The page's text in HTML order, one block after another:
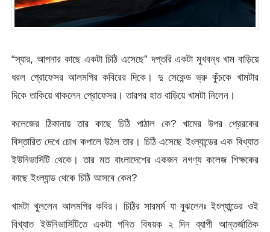
“স্যার, আপনার কাছে একটা চিঠি এসেছে” দপ্তরি একটা মুখবন্ধ খাম বাড়িয়ে
ধরল প্রোফেসর আলমগির কবিরের দিকে। দু সেকেন্ড ভ্রু কুঁচকে খামটার
দিকে তাকিয়ে থাকলেন প্রোফেসর। তারপর হাত বাড়িয়ে খামটা নিলেন।
কলেজের ঠিকানায় তার কাছে চিঠি পাঠাল কে? খামের উপর প্রেরকের
বিস্তারিত দেখে চোখ কপালে উঠল তার। চিঠি এসেছে ইংল্যান্ডের এক বিখ্যাত
ইউনিভার্সিটি থেকে। তার মত বাংলাদেশের একজন নগণ্য কলেজ শিক্ষকের
কাছে ইংল্যান্ড থেকে চিঠি আসবে কেন?
খামটা খুললেন আলমগির কবির। চিঠির সারমর্ম যা বুঝলেনঃ ইংল্যান্ডের ওই
বিখ্যাত ইউনিভার্সিটিতে একটা গনিত বিষয়ক ২ দিন ব্যাপী আন্তর্জাতিক